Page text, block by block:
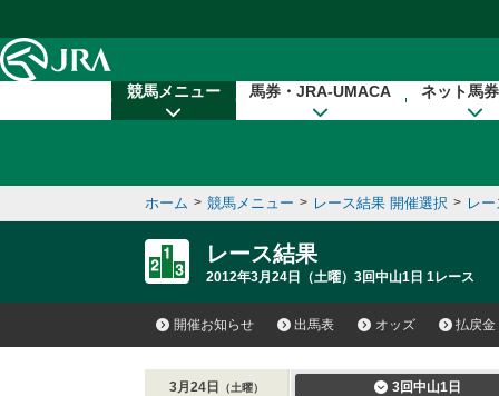
競馬メニュー 馬券・JRA-UMACA ネット馬
ホーム > 競馬メニュー > レース結果 開催選択 > レ
レース結果
2012年3月24日（土曜）3回中山1日 1レース
開催お知らせ 出馬表 オッズ 払戻金
3月24日 （土曜） 3回中山1日